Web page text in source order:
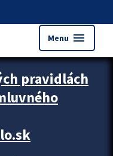
Menu menu
pravidlách